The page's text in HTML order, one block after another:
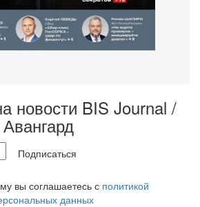
новости BIS Journal /
Подписаться
вы соглашаетесь с политикой
данных